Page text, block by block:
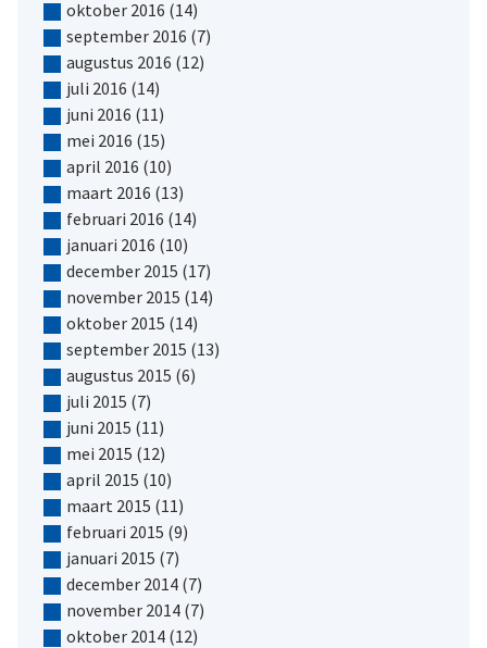
oktober 2016 (14)
september 2016 (7)
augustus 2016 (12)
juli 2016 (14)
juni 2016 (11)
mei 2016 (15)
april 2016 (10)
maart 2016 (13)
februari 2016 (14)
januari 2016 (10)
december 2015 (17)
november 2015 (14)
oktober 2015 (14)
september 2015 (13)
augustus 2015 (6)
juli 2015 (7)
juni 2015 (11)
mei 2015 (12)
april 2015 (10)
maart 2015 (11)
februari 2015 (9)
januari 2015 (7)
december 2014(7)
november 2014(7)
oktober 2014(12)